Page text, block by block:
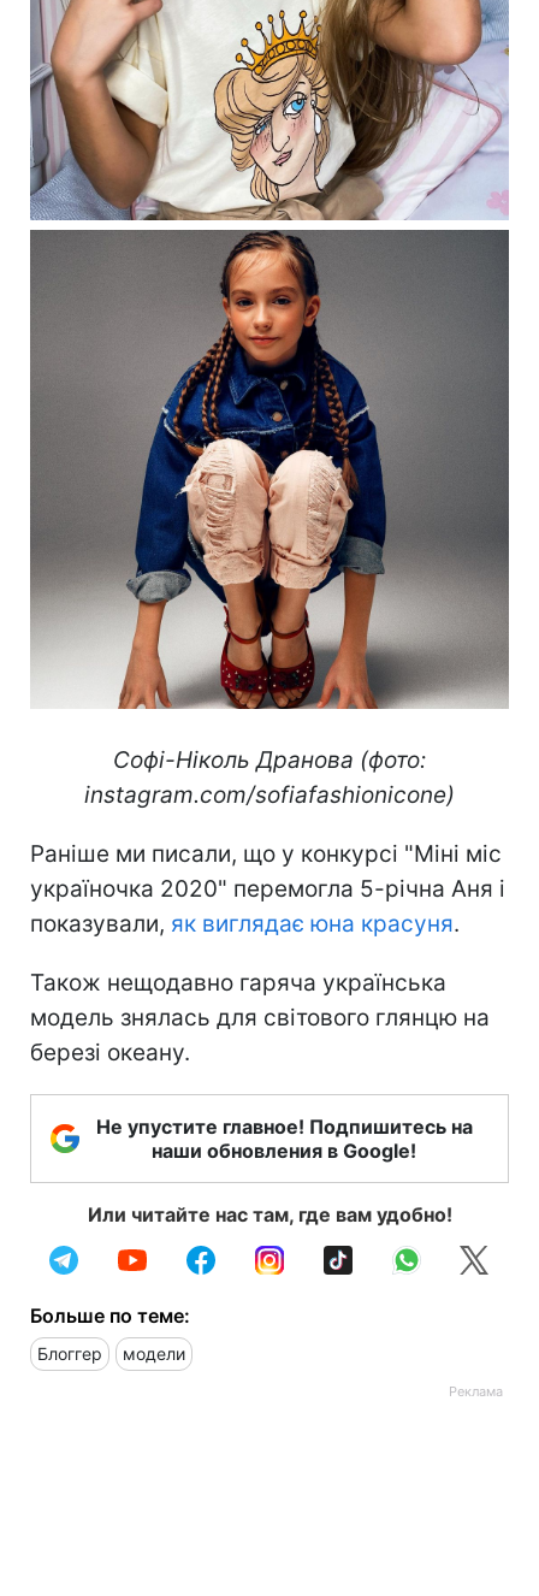
Софі-Ніколь Дранова (фото:
instagram.com/sofiafashionicone)
Раніше ми писали, що у конкурсі "Міні міс
україночка 2020" перемогла 5-річна Аня і
показували, як виглядає юна красуня.
Також нещодавно гаряча українська
модель знялась для світового глянцю на
березі океану.
Не упустите главное! Подпишитесь на
наши обновления в Google!
Или читайте нас там, где вам удобно!
Больше по теме:
Блоггер модели